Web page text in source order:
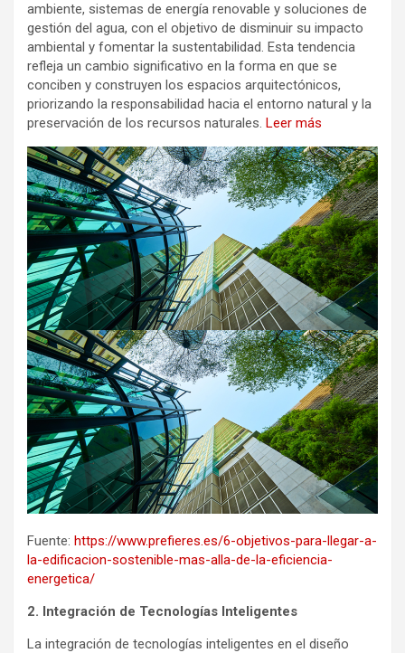
ambiente, sistemas de energía renovable y soluciones de
gestión del agua, con el objetivo de disminuir su impacto
ambiental y fomentar la sustentabilidad. Esta tendencia
refleja un cambio significativo en la forma en que se
conciben y construyen los espacios arquitectónicos,
priorizando la responsabilidad hacia el entorno natural y la
preservación de los recursos naturales. Leer más
Fuente: https://www.prefieres.es/6-objetivos-para-llegar-a-
la-edificacion-sostenible-mas-alla-de-la-eficiencia-
energetica/
2. Integración de Tecnologías Inteligentes
La integración de tecnologías inteligentes en el diseño